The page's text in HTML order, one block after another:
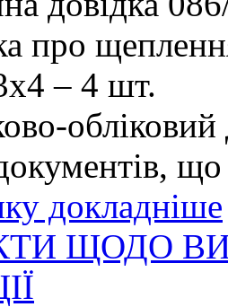
про
– 4 шт.
докладніше
ЩОДО